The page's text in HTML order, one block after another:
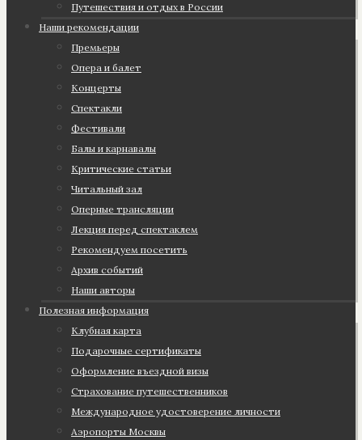
Путешествия и отдых в России
Наши рекомендации
Премьеры
Опера и балет
Концерты
Спектакли
Фестивали
Балы и карнавалы
Критические статьи
Читальный зал
Оперные трансляции
Лекция перед спектаклем
Рекомендуем посетить
Архив событий
Наши авторы
Полезная информация
Клубная карта
Подарочные сертификаты
Оформление въездной визы
Страхование путешественников
Международное удостоверение личности
Аэропорты Москвы